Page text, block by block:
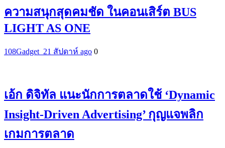
ความสนุกสุดคมชัด ในคอนเสิร์ต BUS
LIGHT AS ONE
108Gadget_21 สัปดาห์ ago 0
เอ้ก ดิจิทัล แนะนักการตลาดใช้ ‘Dynamic
Insight-Driven Advertising’ กุญแจพลิก
เกมการตลาด